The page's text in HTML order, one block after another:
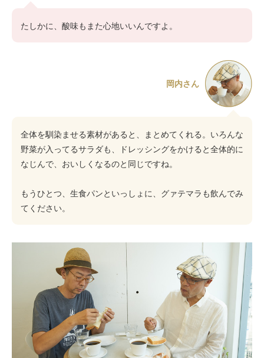
たしかに、酸味もまた心地いいんですよ。
岡内さん
全体を馴染ませる素材があると、まとめてくれる。いろんな
野菜が入ってるサラダも、ドレッシングをかけると全体的に
なじんで、おいしくなるのと同じですね。
もうひとつ、生食パンといっしょに、グァテマラも飲んでみ
てください。